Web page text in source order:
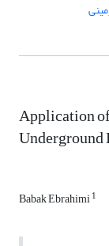
Application
Underground
Babak Ebrahimi1